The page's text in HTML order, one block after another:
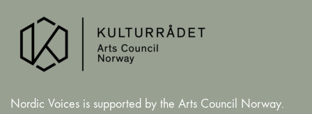
Nordic Voices is supported by the Arts Council Norway.